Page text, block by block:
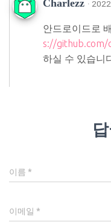
Charlezz ·
안드로이드로
s://github.com/
하실 수 있습니
이름 *
이메일 *